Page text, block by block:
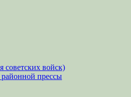
войск)
прессы